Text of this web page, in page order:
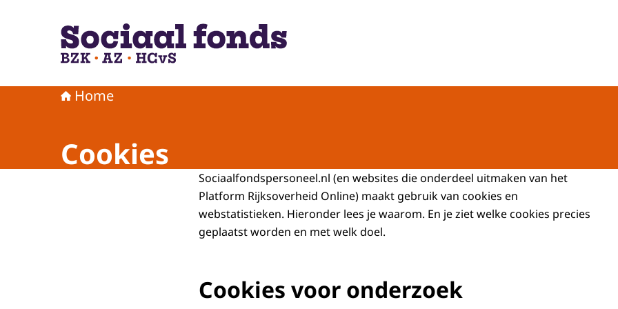
Home
Cookies
Sociaalfondspersoneel.nl (en websites die onderdeel uitmaken van het
Platform Rijksoverheid Online) maakt gebruik van cookies en
webstatistieken. Hieronder lees je waarom. En je ziet welke cookies precies
geplaatst worden en met welk doel.
Cookies voor onderzoek